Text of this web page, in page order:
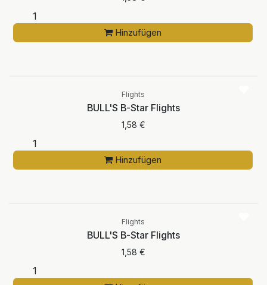
Hinzufügen
Flights
BULL'S B-Star Flights
1,58 €
Hinzufügen
Flights
BULL'S B-Star Flights
1,58 €